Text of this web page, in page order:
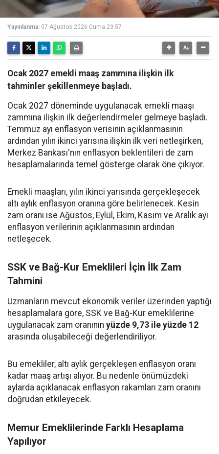
Yayınlanma: 07 Ağustos 2026 Cuma 23:57
Ocak 2027 emekli maaş zammına ilişkin ilk
tahminler şekillenmeye başladı.
Ocak 2027 döneminde uygulanacak emekli maaşı
zammına ilişkin ilk değerlendirmeler gelmeye başladı.
Temmuz ayı enflasyon verisinin açıklanmasının
ardından yılın ikinci yarısına ilişkin ilk veri netleşirken,
Merkez Bankası'nın enflasyon beklentileri de zam
hesaplamalarında temel gösterge olarak öne çıkıyor.
Emekli maaşları, yılın ikinci yarısında gerçekleşecek
altı aylık enflasyon oranına göre belirlenecek. Kesin
zam oranı ise Ağustos, Eylül, Ekim, Kasım ve Aralık ayı
enflasyon verilerinin açıklanmasının ardından
netleşecek.
SSK ve Bağ-Kur Emeklileri İçin İlk Zam
Tahmini
Uzmanların mevcut ekonomik veriler üzerinden yaptığı
hesaplamalara göre, SSK ve Bağ-Kur emeklilerine
uygulanacak zam oranının yüzde 9,73 ile yüzde 12
arasında oluşabileceği değerlendiriliyor.
Bu emekliler, altı aylık gerçekleşen enflasyon oranı
kadar maaş artışı alıyor. Bu nedenle önümüzdeki
aylarda açıklanacak enflasyon rakamları zam oranını
doğrudan etkileyecek.
Memur Emeklilerinde Farklı Hesaplama
Yapılıyor